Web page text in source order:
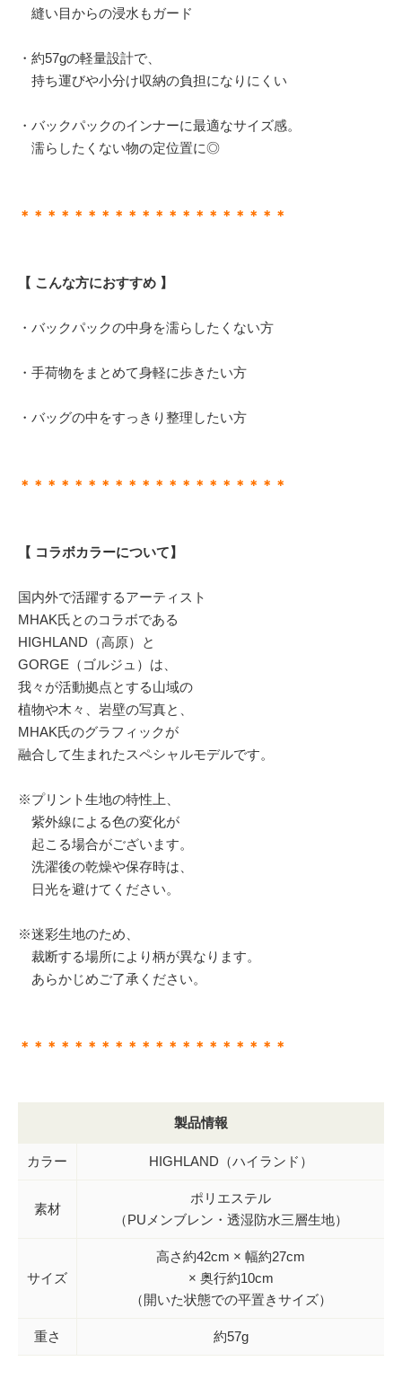
縫い目からの浸水もガード
・約57gの軽量設計で、
持ち運びや小分け収納の負担になりにくい
・バックパックのインナーに最適なサイズ感。
濡らしたくない物の定位置に◎
＊＊＊＊＊＊＊＊＊＊＊＊＊＊＊＊＊＊＊＊
【 こんな方におすすめ 】
・バックパックの中身を濡らしたくない方
・手荷物をまとめて身軽に歩きたい方
・バッグの中をすっきり整理したい方
＊＊＊＊＊＊＊＊＊＊＊＊＊＊＊＊＊＊＊＊
【 コラボカラーについて】
国内外で活躍するアーティスト
MHAK氏とのコラボである
HIGHLAND（高原）と
GORGE（ゴルジュ）は、
我々が活動拠点とする山域の
植物や木々、岩壁の写真と、
MHAK氏のグラフィックが
融合して生まれたスペシャルモデルです。
※プリント生地の特性上、
紫外線による色の変化が
起こる場合がございます。
洗濯後の乾燥や保存時は、
日光を避けてください。
※迷彩生地のため、
裁断する場所により柄が異なります。
あらかじめご了承ください。
＊＊＊＊＊＊＊＊＊＊＊＊＊＊＊＊＊＊＊＊
製品情報
カラー HIGHLAND（ハイランド）
素材
ポリエステル
（PUメンブレン・透湿防水三層生地）
サイズ
高さ約42cm × 幅約27cm
× 奥行約10cm
（開いた状態での平置きサイズ）
重さ 約57g